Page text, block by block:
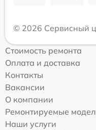
© 2026 Сервисный
Стоимость ремонта
Оплата и доставка
Контакты
Вакансии
О компании
Ремонтируемые
Наши услуги